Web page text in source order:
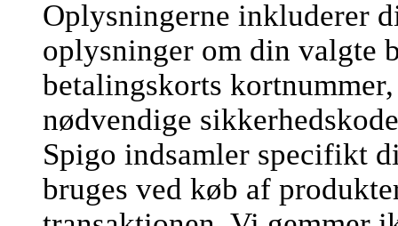
Oplysningerne inkluderer
oplysninger om din valgte
betalingskorts
nødvendige
Spigo indsamler specifikt
bruges ved køb af